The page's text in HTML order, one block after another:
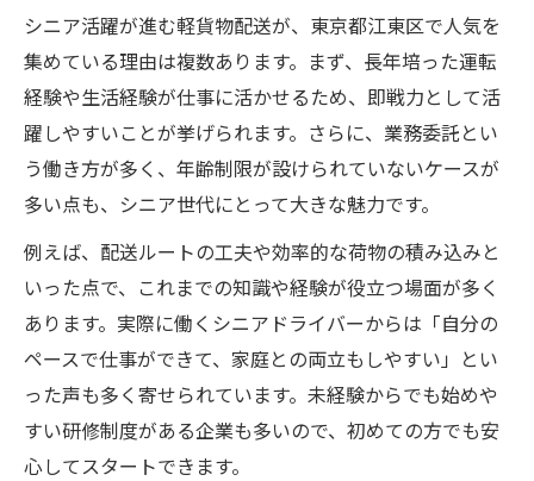
シニア活躍が進む軽貨物配送が、東京都江東区で人気を
集めている理由は複数あります。まず、長年培った運転
経験や生活経験が仕事に活かせるため、即戦力として活
躍しやすいことが挙げられます。さらに、業務委託とい
う働き方が多く、年齢制限が設けられていないケースが
多い点も、シニア世代にとって大きな魅力です。
例えば、配送ルートの工夫や効率的な荷物の積み込みと
いった点で、これまでの知識や経験が役立つ場面が多く
あります。実際に働くシニアドライバーからは「自分の
ペースで仕事ができて、家庭との両立もしやすい」とい
った声も多く寄せられています。未経験からでも始めや
すい研修制度がある企業も多いので、初めての方でも安
心してスタートできます。